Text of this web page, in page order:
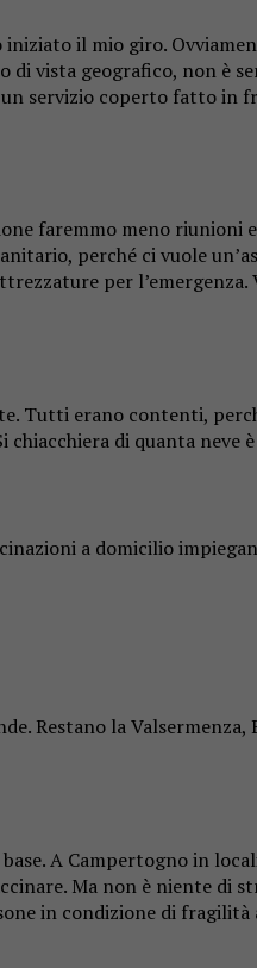
iniziato il mio giro.
di vista geografico, non è
un servizio coperto fatto in
faremmo meno
perché ci vuole
per
Tutti erano contenti,
di quanta neve
a domicilio
Restano la Valsermenza,
A Campertogno in
Ma non è niente di
in condizione di